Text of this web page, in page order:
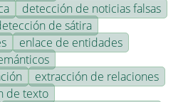
detección de noticias falsas
de sátira
enlace de entidades
extracción de relaciones
de texto